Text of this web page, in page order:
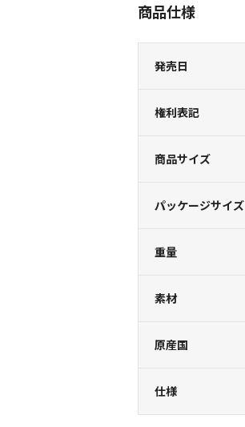
商品仕様
発売日
権利表記
商品サイズ
パッケージサイズ
重量
素材
原産国
仕様